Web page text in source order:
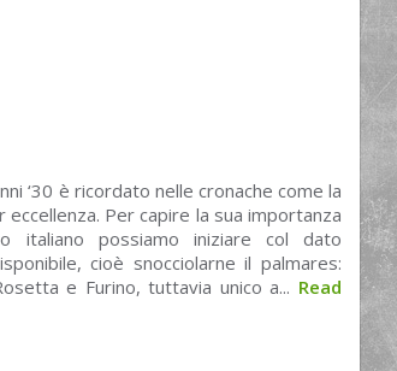
‘30 è ricordato nelle cronache come la
Per capire la sua importanza
italiano possiamo iniziare col dato
cioè snocciolarne il palmares:
e Furino, tuttavia unico a... Read